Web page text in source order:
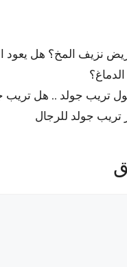
نزيف المخ؟ هل يعود
تريب جولد .. هل تريب
تريب جولد للرجال